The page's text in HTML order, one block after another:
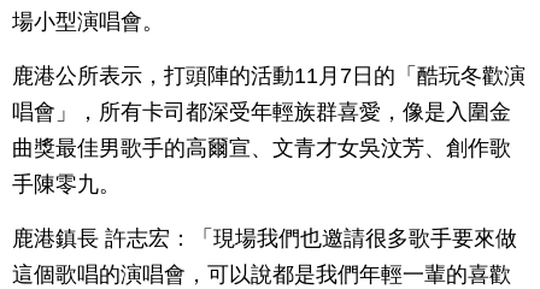
場小型演唱會。
鹿港公所表示，打頭陣的活動11月7日的「酷玩冬歡演
唱會」，所有卡司都深受年輕族群喜愛，像是入圍金
曲獎最佳男歌手的高爾宣、文青才女吳汶芳、創作歌
手陳零九。
鹿港鎮長 許志宏：「現場我們也邀請很多歌手要來做
這個歌唱的演唱會，可以說都是我們年輕一輩的喜歡